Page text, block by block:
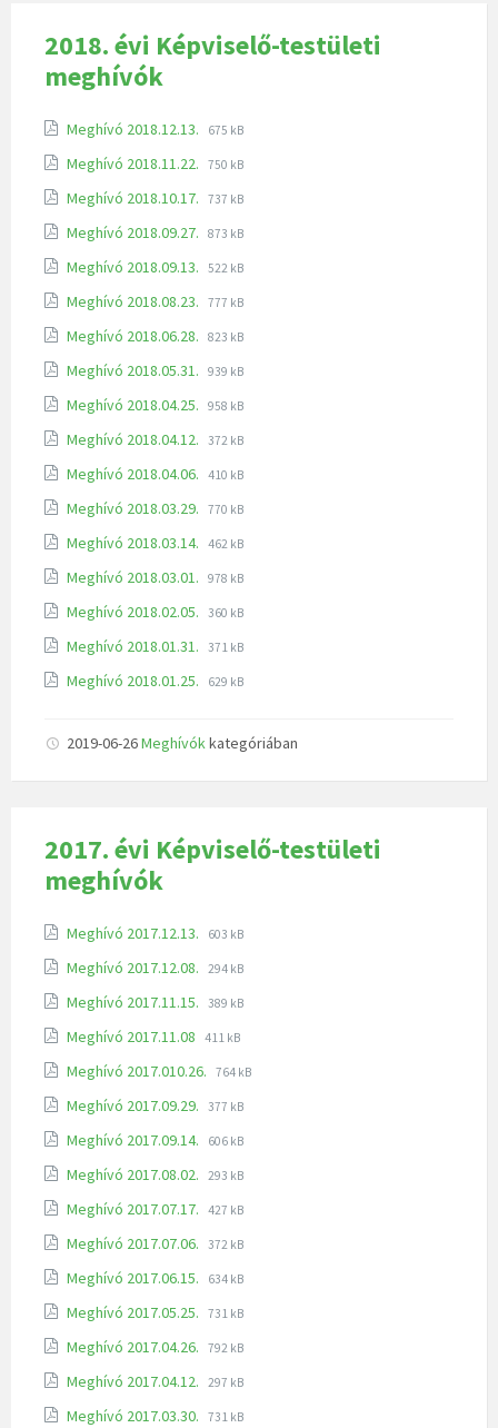
2018. évi Képviselő-testületi
meghívók
Meghívó 2018.12.13. 675 kB
Meghívó 2018.11.22. 750 kB
Meghívó 2018.10.17. 737 kB
Meghívó 2018.09.27. 873 kB
Meghívó 2018.09.13. 522 kB
Meghívó 2018.08.23. 777 kB
Meghívó 2018.06.28. 823 kB
Meghívó 2018.05.31. 939 kB
Meghívó 2018.04.25. 958 kB
Meghívó 2018.04.12. 372 kB
Meghívó 2018.04.06. 410 kB
Meghívó 2018.03.29. 770 kB
Meghívó 2018.03.14. 462 kB
Meghívó 2018.03.01. 978 kB
Meghívó 2018.02.05. 360 kB
Meghívó 2018.01.31. 371 kB
Meghívó 2018.01.25. 629 kB
2019-06-26Meghívókkategóriában
2017. évi Képviselő-testületi
meghívók
Meghívó 2017.12.13. 603 kB
Meghívó 2017.12.08. 294 kB
Meghívó 2017.11.15. 389 kB
Meghívó 2017.11.08 411 kB
Meghívó 2017.010.26. 764 kB
Meghívó 2017.09.29. 377 kB
Meghívó 2017.09.14. 606 kB
Meghívó 2017.08.02. 293 kB
Meghívó 2017.07.17. 427 kB
Meghívó 2017.07.06. 372 kB
Meghívó 2017.06.15. 634 kB
Meghívó 2017.05.25. 731 kB
Meghívó 2017.04.26. 792 kB
Meghívó 2017.04.12. 297 kB
Meghívó 2017.03.30. 731 kB